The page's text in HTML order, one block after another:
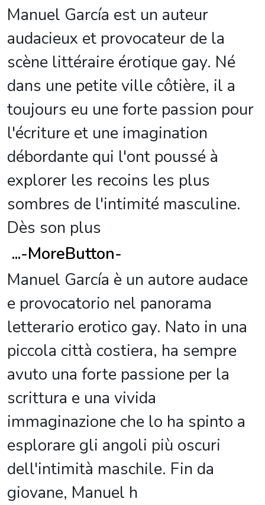
Manuel García est un auteur
audacieux et provocateur de la
scène littéraire érotique gay. Né
dans une petite ville côtière, il a
toujours eu une forte passion pour
l'écriture et une imagination
débordante qui l'ont poussé à
explorer les recoins les plus
sombres de l'intimité masculine.
Dès son plus
...-MoreButton-
Manuel García è un autore audace
e provocatorio nel panorama
letterario erotico gay. Nato in una
piccola città costiera, ha sempre
avuto una forte passione per la
scrittura e una vivida
immaginazione che lo ha spinto a
esplorare gli angoli più oscuri
dell'intimità maschile. Fin da
giovane, Manuel h